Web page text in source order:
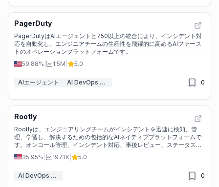
PagerDuty
PagerDutyはAIエージェントと750以上の統合により、インシデント対
応を自動化し、エンジニアチームの生産性を飛躍的に高めるAIファース
トのオペレーションプラットフォームです。
59.88%
1.5M 5.0
AIエージェント AI DevOps アシスタント 0
Rootly
Rootlyは、エンジニアリングチームがインシデントを迅速に検知、管
理、学習し、解決するための包括的なAIネイティブプラットフォームで
す。オンコール管理、インシデント対応、事後レビュー、ステータスペ
ージなどを一元化し、チームの生産性と効率を向上させます。
35.95% 197.1K 5.0
AI DevOps アシスタント 0